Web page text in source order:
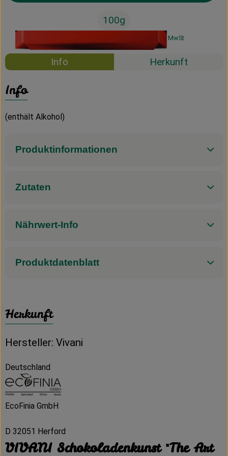
100g
7% MwSt
Info Herkunft
Info
(enthält Alkohol)
Produktinformationen
Zutaten
Nährwert-Info
Produktdatenblatt
Herkunft
Hersteller: Vivani
Deutschland
EcoFinia GmbH
D 32051 Herford
VIVANI Schokoladenkunst "The Art